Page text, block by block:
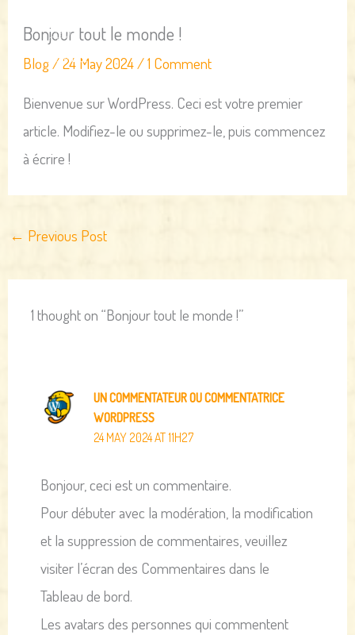
content
Bonjour tout le monde !
Blog/24 May 2024/1 Comment
Bienvenue sur WordPress. Ceci est votre premier
article. Modifiez-le ou supprimez-le, puis commencez
à écrire !
← Previous Post
1 thought on “Bonjour tout le monde !”
UN COMMENTATEUR OU COMMENTATRICE
WORDPRESS
24 MAY 2024 AT 11H27
Bonjour, ceci est un commentaire.
Pour débuter avec la modération, la modification
et la suppression de commentaires, veuillez
visiter l’écran des Commentaires dans le
Tableau de bord.
Les avatars des personnes qui commentent